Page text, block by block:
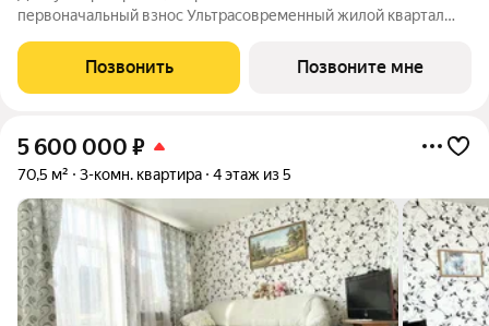
первоначальный взнос Ультрасовременный жилой квартал
Удобная локации вблизи бульвара Гусева с развитой
инфраструктурой: магазины, кафе, школа, детские
Позвонить Позвоните мне
5 600 000 ₽
70,5 м² 3-комн. квартира 4 этаж из 5